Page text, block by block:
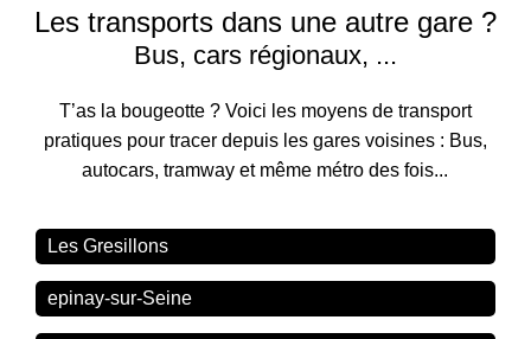
Les transports dans une autre gare ?
Bus, cars régionaux, ...
T’as la bougeotte ? Voici les moyens de transport
pratiques pour tracer depuis les gares voisines : Bus,
autocars, tramway et même métro des fois...
Les Gresillons
epinay-sur-Seine